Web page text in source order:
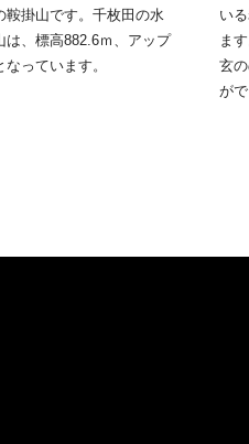
鞍掛山です。千枚田の水
は、標高882.6ｍ、アップ
っています。
い
ま
玄
がで